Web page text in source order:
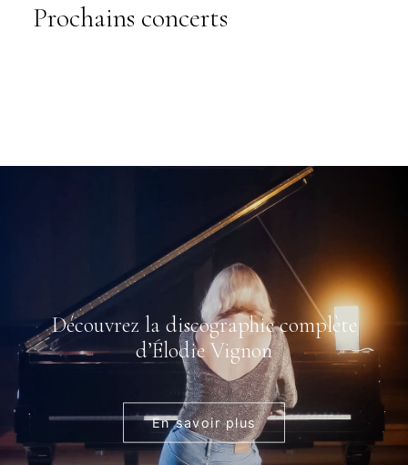
Prochains concerts
Découvrez la discographie complète
d’Élodie Vignon
En savoir plus